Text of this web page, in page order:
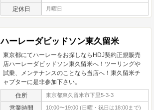
定休日 月曜日
ハーレーダビッドソン東久留米
東京都にてハーレーをお探しならHDJ契約正規販売
店ハーレーダビッドソン東久留米へ！ツーリングや
試乗、メンテナンスのことなら当店へ！東久留米チ
ャプターに是非参加下さい。
住所 東京都東久留米市下里5-3-3
営業時間 10:00〜19:00 (日曜・祝日は18:00まで)